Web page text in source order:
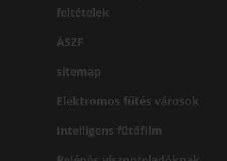
feltételek
ÁSZF
sitemap
Elektromos fűtés városok
Intelligens fűtőfilm